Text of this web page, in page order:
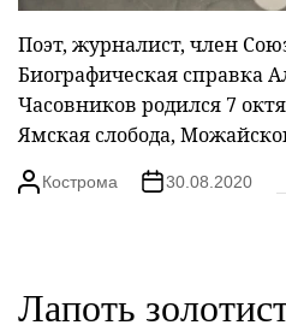
Поэт, журналист, член
Биографическая справка
Часовников родился 7
Ямская слобода,
Кострома 30.08.2020
Лапоть